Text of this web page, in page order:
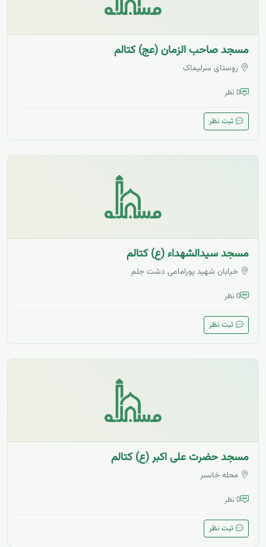
مسجد صاحب الزمان (عج) کتالم
روستای سرلیماک
0 نظر
ثبت نظر
مسجد سیدالشهداء (ع) کتالم
خیابان شهید پورامامی دشت جلم
0 نظر
ثبت نظر
مسجد حضرت علی اکبر (ع) کتالم
محله خانسر
0 نظر
ثبت نظر